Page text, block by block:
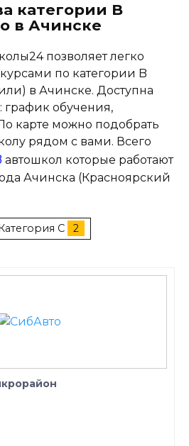
категории B
в Ачинске
позволяет легко
по категории B
в Ачинске. Доступна
обучения,
карте можно подобрать
рядом с вами. Всего
автошкол которые работают
Ачинска (Красноярский
C 2